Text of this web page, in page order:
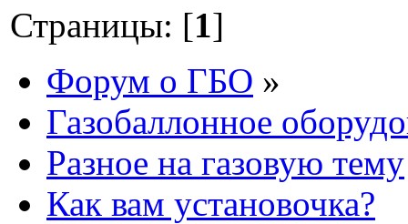
Страницы: [1]
Форум о ГБО »
Газобаллонное
Разное на газовую тему
Как вам установочка?